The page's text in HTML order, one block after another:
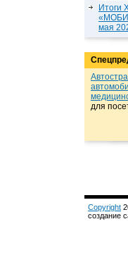
Итоги
мая
для
Copyright
создание